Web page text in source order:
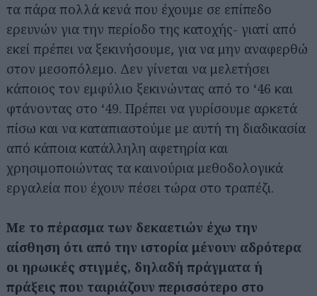
τα πάρα πολλά κενά που έχουμε σε επίπεδο
ερευνών για την περίοδο της κατοχής- γιατί από
εκεί πρέπει να ξεκινήσουμε, για να μην αναφερθώ
στον μεσοπόλεμο. Δεν γίνεται να μελετήσει
κάποιος τον εμφύλιο ξεκινώντας από το ‘46 και
φτάνοντας στο ‘49. Πρέπει να γυρίσουμε αρκετά
πίσω και να καταπιαστούμε με αυτή τη διαδικασία
από κάποια κατάλληλη αφετηρία και
χρησιμοποιώντας τα καινούρια μεθοδολογικά
εργαλεία που έχουν πέσει τώρα στο τραπέζι.
Με το πέρασμα των δεκαετιών έχω την
αίσθηση ότι από την ιστορία μένουν αδρότερα
οι ηρωικές στιγμές, δηλαδή πράγματα ή
πράξεις που ταιριάζουν περισσότερο στο